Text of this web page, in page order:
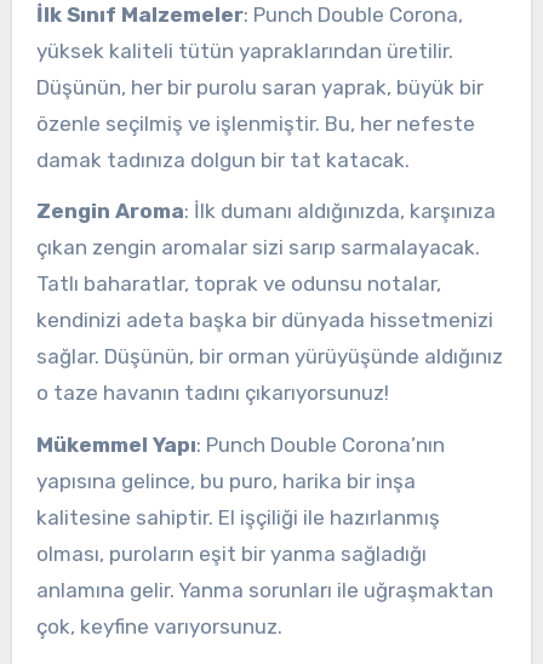
İlk Sınıf Malzemeler: Punch Double Corona,
yüksek kaliteli tütün yapraklarından üretilir.
Düşünün, her bir purolu saran yaprak, büyük bir
özenle seçilmiş ve işlenmiştir. Bu, her nefeste
damak tadınıza dolgun bir tat katacak.
Zengin Aroma: İlk dumanı aldığınızda, karşınıza
çıkan zengin aromalar sizi sarıp sarmalayacak.
Tatlı baharatlar, toprak ve odunsu notalar,
kendinizi adeta başka bir dünyada hissetmenizi
sağlar. Düşünün, bir orman yürüyüşünde aldığınız
o taze havanın tadını çıkarıyorsunuz!
Mükemmel Yapı: Punch Double Corona’nın
yapısına gelince, bu puro, harika bir inşa
kalitesine sahiptir. El işçiliği ile hazırlanmış
olması, puroların eşit bir yanma sağladığı
anlamına gelir. Yanma sorunları ile uğraşmaktan
çok, keyfine varıyorsunuz.